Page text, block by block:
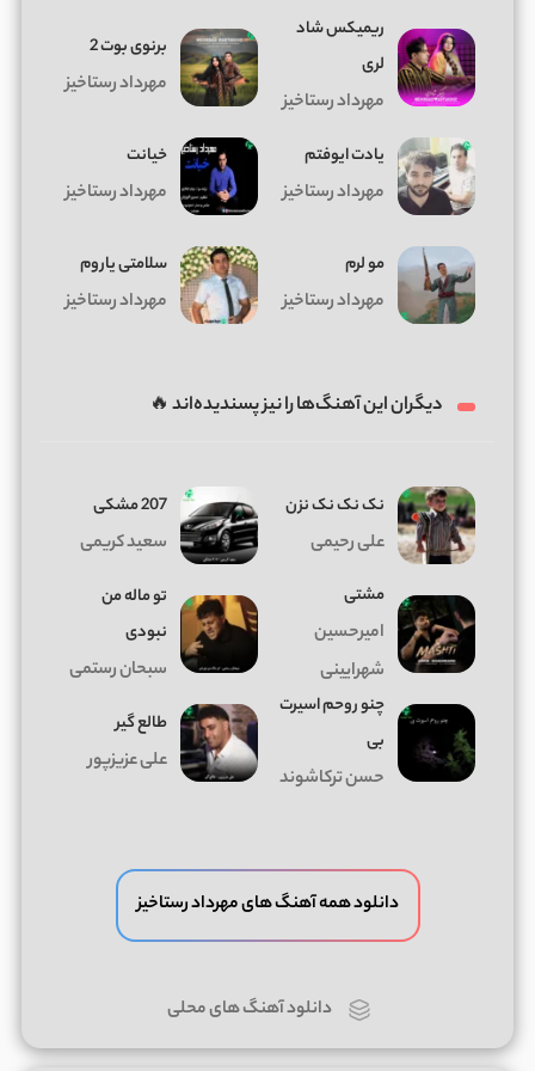
ریمیکس شاد
لری
مهرداد رستاخیز
برنوی بوت 2
مهرداد رستاخیز
یادت ایوفتم
مهرداد رستاخیز
خیانت
مهرداد رستاخیز
مو لرم
مهرداد رستاخیز
سلامتی یاروم
مهرداد رستاخیز
دیگران این آهنگ‌ها را نیز پسندیده‌اند 🔥
نک نک نک نزن
علی رحیمی
207 مشکی
سعید کریمی
مشتی
امیرحسین
شهرایینی
تو ماله من
نبودی
سبحان رستمی
چنو روحم اسیرت
بی
حسن ترکاشوند
طالع گیر
علی عزیزپور
دانلود همه آهنگ های مهرداد رستاخیز
دانلود آهنگ های محلی